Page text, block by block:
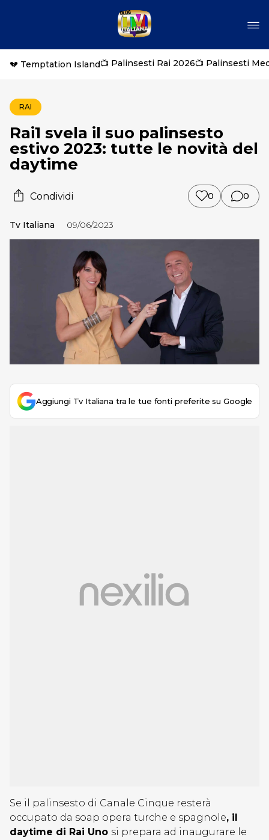
💔 Temptation Island📺 Palinsesti Rai 2026📺 Palinsesti
RAI
Rai1 svela il suo palinsesto
estivo 2023: tutte le novità del
daytime
Condividi 0 0
Tv Italiana 09/06/2023
Aggiungi Tv Italiana tra le tue fonti preferite su Google
Se il palinsesto di Canale Cinque resterà
occupato da soap opera turche e spagnole, il
daytime di Rai Uno si prepara ad inaugurare le